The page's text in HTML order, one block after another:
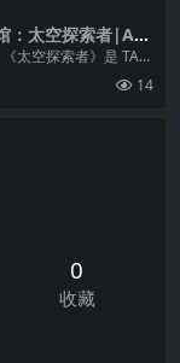
：太空探索者|Arc
Space Seeker
太空探索者》是 TAIT
推出的一款混合策略
14
0
收藏